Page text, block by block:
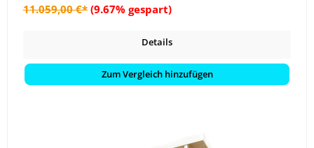
11.059,00 €* (9.67% gespart)
Details
Zum Vergleich hinzufügen